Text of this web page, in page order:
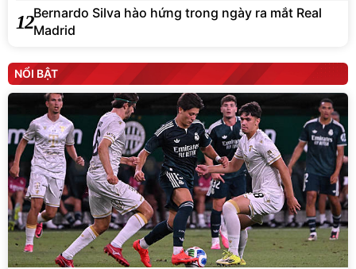
12Bernardo Silva hào hứng trong ngày ra mắt Real
Madrid
NỔI BẬT